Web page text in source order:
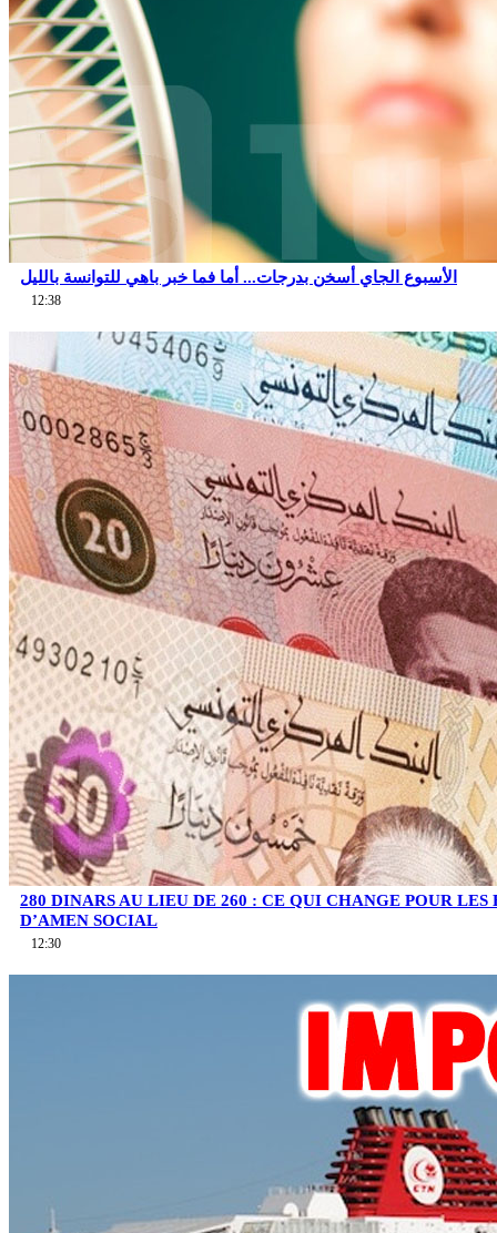
الأسبوع الجاي أسخن بدرجات... أما فما خبر باهي للتوانسة بالليل
12:38
280 DINARS AU LIEU DE 260 : CE QUI CHANGE POUR LES
D’AMEN SOCIAL
12:30